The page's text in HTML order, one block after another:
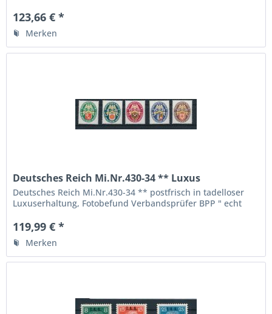
123,66 € *
Merken
Deutsches Reich Mi.Nr.430-34 ** Luxus
Fotobefund BPP
Deutsches Reich Mi.Nr.430-34 ** postfrisch in tadelloser
Luxuserhaltung, Fotobefund Verbandsprüfer BPP " echt
119,99 € *
Merken